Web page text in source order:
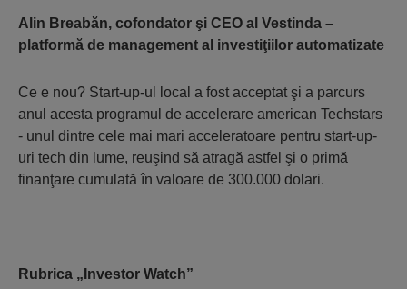
Alin Breabăn, cofondator şi CEO al Vestinda –
platformă de management al investiţiilor automatizate
Ce e nou? Start-up-ul local a fost acceptat şi a parcurs
anul acesta programul de accelerare american Techstars
- unul dintre cele mai mari acceleratoare pentru start-up-
uri tech din lume, reuşind să atragă astfel şi o primă
finanţare cumulată în valoare de 300.000 dolari.
Rubrica „Investor Watch”